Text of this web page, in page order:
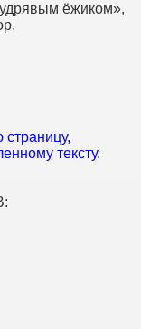
ёжиком»,
тексту.